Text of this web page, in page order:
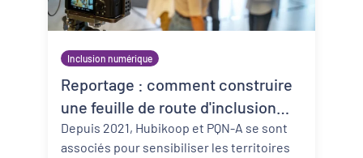
Inclusion numérique
Reportage : comment construire
une feuille de route d'inclusion
numérique ?
Depuis 2021, Hubikoop et PQN-A se sont
associés pour sensibiliser les territoires